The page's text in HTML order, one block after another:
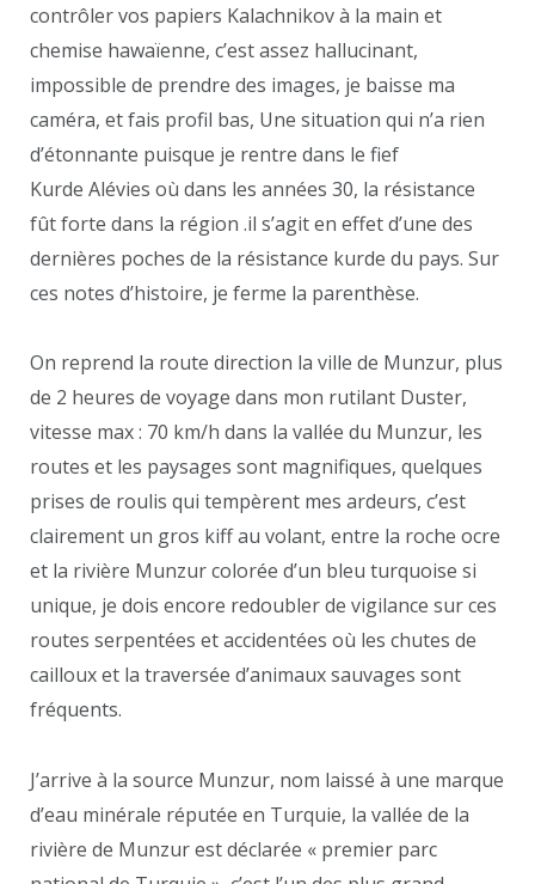
contrôler vos papiers Kalachnikov à la main et
chemise hawaïenne, c’est assez hallucinant,
impossible de prendre des images, je baisse ma
caméra, et fais profil bas, Une situation qui n’a rien
d’étonnante puisque je rentre dans le fief
Kurde Alévies où dans les années 30, la résistance
fût forte dans la région .il s’agit en effet d’une des
dernières poches de la résistance kurde du pays. Sur
ces notes d’histoire, je ferme la parenthèse.
On reprend la route direction la ville de Munzur, plus
de 2 heures de voyage dans mon rutilant Duster,
vitesse max : 70 km/h dans la vallée du Munzur, les
routes et les paysages sont magnifiques, quelques
prises de roulis qui tempèrent mes ardeurs, c’est
clairement un gros kiff au volant, entre la roche ocre
et la rivière Munzur colorée d’un bleu turquoise si
unique, je dois encore redoubler de vigilance sur ces
routes serpentées et accidentées où les chutes de
cailloux et la traversée d’animaux sauvages sont
fréquents.
J’arrive à la source Munzur, nom laissé à une marque
d’eau minérale réputée en Turquie, la vallée de la
rivière de Munzur est déclarée « premier parc